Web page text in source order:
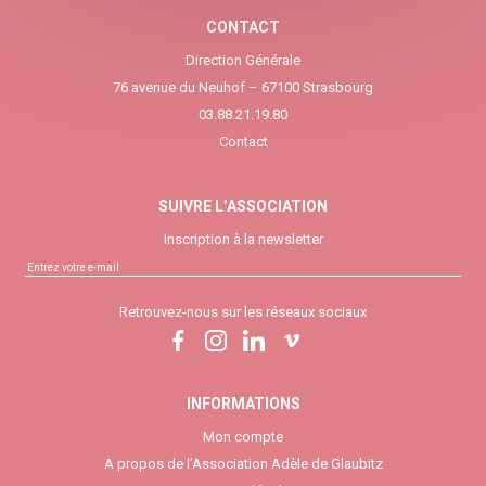
CONTACT
Direction Générale
76 avenue du Neuhof – 67100 Strasbourg
03.88.21.19.80
Contact
SUIVRE L’ASSOCIATION
Inscription à la newsletter
Retrouvez-nous sur les réseaux sociaux
INFORMATIONS
Mon compte
A propos de l’Association Adèle de Glaubitz